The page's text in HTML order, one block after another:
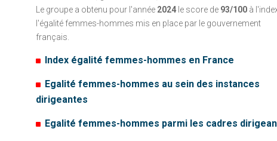
Le groupe a obtenu pour l'année 2024 le score de 93/100 à
l'égalité femmes-hommes mis en place par le gouvernement
français.
Index égalité femmes-hommes en France
Egalité femmes-hommes au sein des instances
dirigeantes
Egalité femmes-hommes parmi les cadres